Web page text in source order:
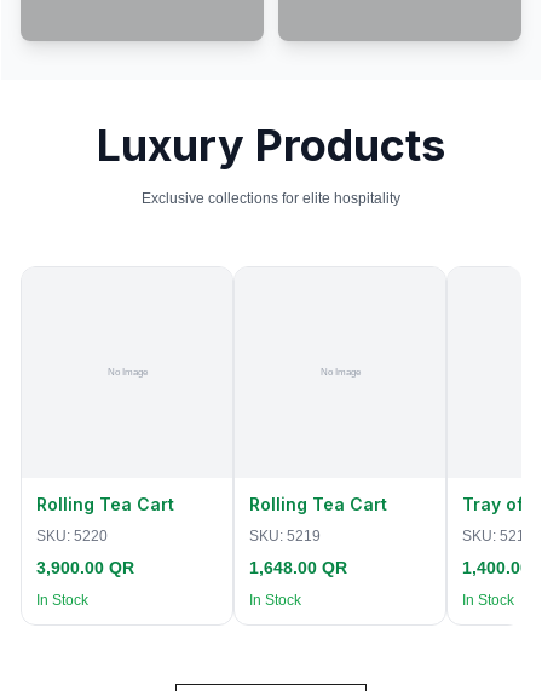
Luxury Products
Exclusive collections for elite hospitality
Rolling Tea Cart
SKU: 5220
3,900.00 QR
In Stock
Rolling Tea Cart
SKU: 5219
1,648.00 QR
In Stock
Tray of
SKU: 5218
1,400.00
In Stock